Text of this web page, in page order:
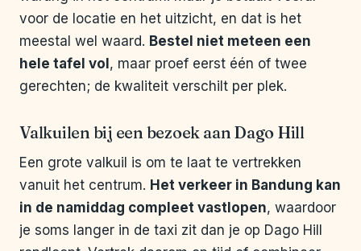
voor de locatie en het uitzicht, en dat is het
meestal wel waard. Bestel niet meteen een
hele tafel vol , maar proef eerst één of twee
gerechten; de kwaliteit verschilt per plek.
Valkuilen bij een bezoek aan Dago Hill
Een grote valkuil is om te laat te vertrekken
vanuit het centrum. Het verkeer in Bandung kan
in de namiddag compleet vastlopen, waardoor
je soms langer in de taxi zit dan je op Dago Hill